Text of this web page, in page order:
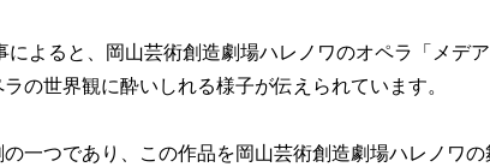
よると、岡山芸術創造劇場ハレノワのオペラ「メデ
の世界観に酔いしれる様子が伝えられています。
の一つであり、この作品を岡山芸術創造劇場ハレノワ